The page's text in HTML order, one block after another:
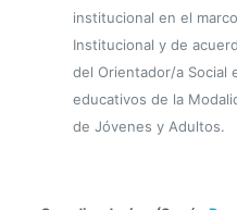
institucional en el
Institucional y de
del Orientador/a Social
educativos de la
de Jóvenes y Adultos.